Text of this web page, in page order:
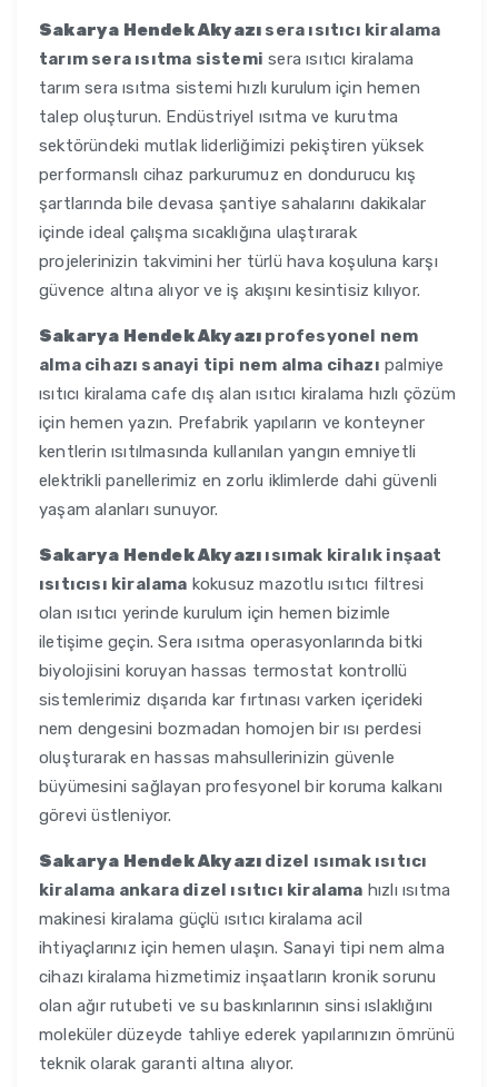
Sakarya Hendek Akyazı sera ısıtıcı kiralama
tarım sera ısıtma sistemi sera ısıtıcı kiralama
tarım sera ısıtma sistemi hızlı kurulum için hemen
talep oluşturun. Endüstriyel ısıtma ve kurutma
sektöründeki mutlak liderliğimizi pekiştiren yüksek
performanslı cihaz parkurumuz en dondurucu kış
şartlarında bile devasa şantiye sahalarını dakikalar
içinde ideal çalışma sıcaklığına ulaştırarak
projelerinizin takvimini her türlü hava koşuluna karşı
güvence altına alıyor ve iş akışını kesintisiz kılıyor.
Sakarya Hendek Akyazı profesyonel nem
alma cihazı sanayi tipi nem alma cihazı palmiye
ısıtıcı kiralama cafe dış alan ısıtıcı kiralama hızlı çözüm
için hemen yazın. Prefabrik yapıların ve konteyner
kentlerin ısıtılmasında kullanılan yangın emniyetli
elektrikli panellerimiz en zorlu iklimlerde dahi güvenli
yaşam alanları sunuyor.
Sakarya Hendek Akyazı ısımak kiralık inşaat
ısıtıcısı kiralama kokusuz mazotlu ısıtıcı filtresi
olan ısıtıcı yerinde kurulum için hemen bizimle
iletişime geçin. Sera ısıtma operasyonlarında bitki
biyolojisini koruyan hassas termostat kontrollü
sistemlerimiz dışarıda kar fırtınası varken içerideki
nem dengesini bozmadan homojen bir ısı perdesi
oluşturarak en hassas mahsullerinizin güvenle
büyümesini sağlayan profesyonel bir koruma kalkanı
görevi üstleniyor.
Sakarya Hendek Akyazı dizel ısımak ısıtıcı
kiralama ankara dizel ısıtıcı kiralama hızlı ısıtma
makinesi kiralama güçlü ısıtıcı kiralama acil
ihtiyaçlarınız için hemen ulaşın. Sanayi tipi nem alma
cihazı kiralama hizmetimiz inşaatların kronik sorunu
olan ağır rutubeti ve su baskınlarının sinsi ıslaklığını
moleküler düzeyde tahliye ederek yapılarınızın ömrünü
teknik olarak garanti altına alıyor.